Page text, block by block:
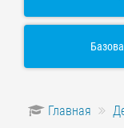
Главная